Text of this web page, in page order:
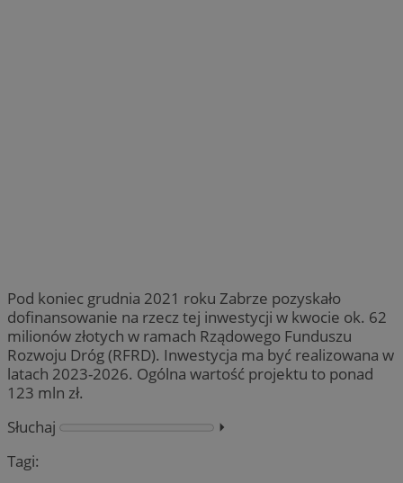
Pod koniec grudnia 2021 roku Zabrze pozyskało
dofinansowanie na rzecz tej inwestycji w kwocie ok. 62
milionów złotych w ramach Rządowego Funduszu
Rozwoju Dróg (RFRD). Inwestycja ma być realizowana w
latach 2023-2026. Ogólna wartość projektu to ponad
123 mln zł.
Słuchaj
⏵︎
Tagi: